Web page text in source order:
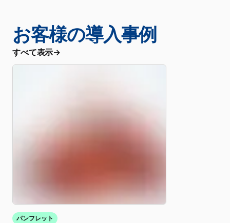
お客様の導入事例
すべて表示
パンフレット